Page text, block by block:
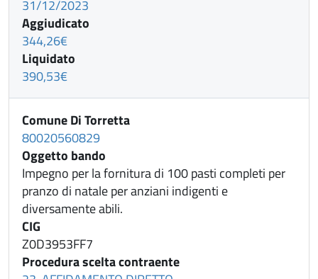
31/12/2023
Aggiudicato
344,26€
Liquidato
390,53€
Comune Di Torretta
80020560829
Oggetto bando
Impegno per la fornitura di 100 pasti completi per
pranzo di natale per anziani indigenti e
diversamente abili.
CIG
Z0D3953FF7
Procedura scelta contraente